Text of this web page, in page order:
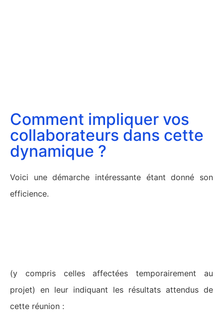
Comment impliquer vos
collaborateurs dans cette
dynamique ?
Voici une démarche intéressante étant donné son
efficience.
(y compris celles affectées temporairement au
projet) en leur indiquant les résultats attendus de
cette réunion :